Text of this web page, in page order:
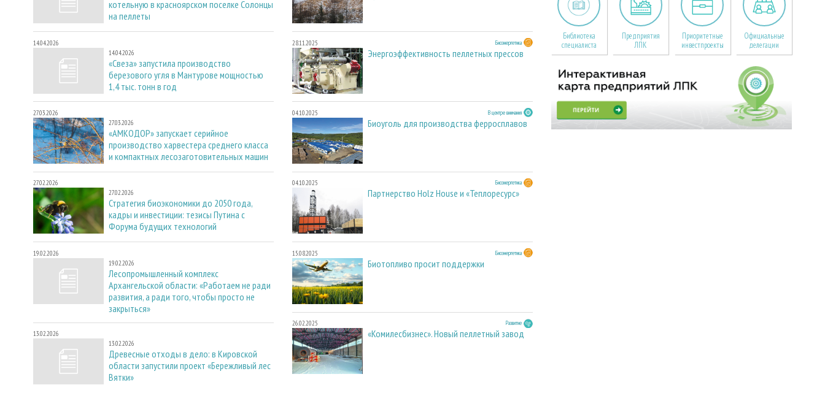
котельную в красноярском поселке Солонцы
на пеллеты
14.04.2026
14.04.2026
«Свеза» запустила производство
березового угля в Мантурове мощностью
1,4 тыс. тонн в год
27.03.2026
27.03.2026
«АМКОДОР» запускает серийное
производство харвестера среднего класса
и компактных лесозаготовительных машин
27.02.2026
27.02.2026
Стратегия биоэкономики до 2050 года,
кадры и инвестиции: тезисы Путина с
Форума будущих технологий
19.02.2026
19.02.2026
Лесопромышленный комплекс
Архангельской области: «Работаем не ради
развития, а ради того, чтобы просто не
закрыться»
13.02.2026
13.02.2026
Древесные отходы в дело: в Кировской
области запустили проект «Бережливый лес
Вятки»
28.11.2025 Биоэнергетика
Энергоэффективность пеллетных прессов
04.10.2025 В центре внимания
Биоуголь для производства ферросплавов
04.10.2025 Биоэнергетика
Партнерство Holz House и «Теплоресурс»
15.08.2025 Биоэнергетика
Биотопливо просит поддержки
26.02.2025 Развитие
«Комилесбизнес». Новый пеллетный завод
Библиотека
специалиста
Предприятия
ЛПК
Приоритетные
инвестпроекты
Официальные
делегации